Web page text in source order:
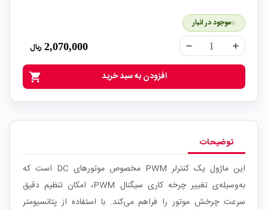
موجود در انبار
remove add
2,070,000 ریال
shopping_cart افزودن به سبد خرید
توضیحات
این ماژول یک کنترلر PWM مخصوص موتورهای DC است که
به‌وسیله‌ی تغییر چرخه کاری سیگنال PWM، امکان تنظیم دقیق
سرعت چرخش موتور را فراهم می‌کند. با استفاده از پتانسیومتر